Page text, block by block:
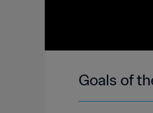
Goals of